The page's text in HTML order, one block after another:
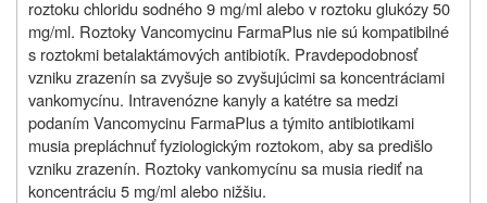
roztoku chloridu sodného 9 mg/ml alebo v roztoku glukózy 50
mg/ml. Roztoky Vancomycinu FarmaPlus nie sú kompatibilné
s roztokmi betalaktámových antibiotík. Pravdepodobnosť
vzniku zrazenín sa zvyšuje so zvyšujúcimi sa koncentráciami
vankomycínu. Intravenózne kanyly a katétre sa medzi
podaním Vancomycinu FarmaPlus a týmito antibiotikami
musia prepláchnuť fyziologickým roztokom, aby sa predišlo
vzniku zrazenín. Roztoky vankomycínu sa musia riediť na
koncentráciu 5 mg/ml alebo nižšiu.